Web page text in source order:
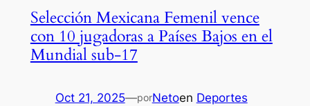
Selección Mexicana Femenil vence
con 10 jugadoras a Países Bajos en el
Mundial sub-17
Oct 21, 2025—porNetoen Deportes